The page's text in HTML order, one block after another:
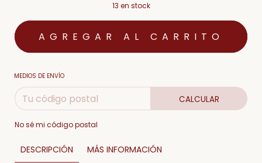
13 en stock
MEDIOS DE ENVÍO
CALCULAR
No sé mi código postal
DESCRIPCIÓN MÁS INFORMACIÓN